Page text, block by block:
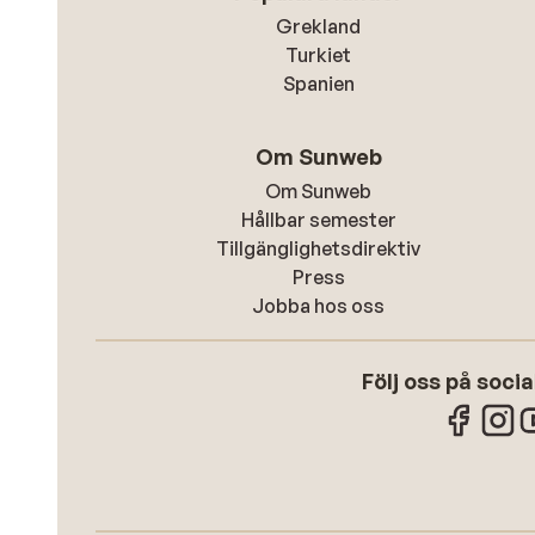
Grekland
Turkiet
Spanien
Om Sunweb
Om Sunweb
Hållbar semester
Tillgänglighetsdirektiv
Press
Jobba hos oss
Följ oss på